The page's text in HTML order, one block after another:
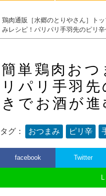
鶏肉通販［水郷のとりやさん］ト
みレシピ！パリパリ手羽先のピリ
簡単鶏肉お
リパリ手羽
きでお酒が進
タグ： おつまみ ピリ辛
facebook Twitter